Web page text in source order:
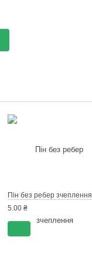
Пін без ребер зчеплення
5.00 ₴